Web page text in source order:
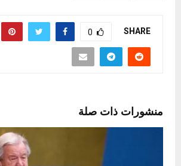
SHARE
0
منشورات ذات صلة